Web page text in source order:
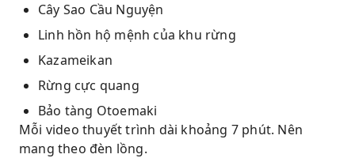
Cây Sao Cầu Nguyện
Linh hồn hộ mệnh của khu rừng
Kazameikan
Rừng cực quang
Bảo tàng Otoemaki
Mỗi video thuyết trình dài khoảng 7 phút. Nên
mang theo đèn lồng.